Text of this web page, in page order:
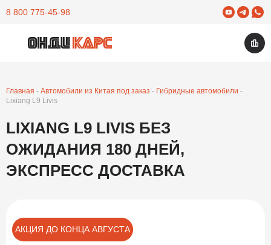
8 800 775-45-98 YuotubeTelegram
Главная Автомобили из Китая под заказ
Гибридные автомобили
Lixiang L9 Livis
LIXIANG L9 LIVIS БЕЗ
ОЖИДАНИЯ 180 ДНЕЙ,
ЭКСПРЕСС ДОСТАВКА
АКЦИЯ ДО КОНЦА АВГУСТА